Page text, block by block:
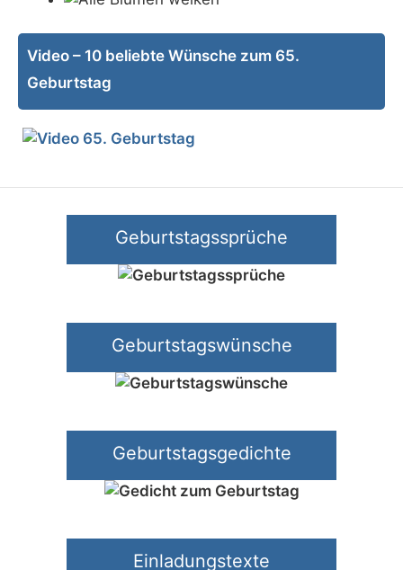
Video – 10 beliebte Wünsche zum 65.
Geburtstag
Geburtstagssprüche
Geburtstagswünsche
Geburtstagsgedichte
Einladungstexte